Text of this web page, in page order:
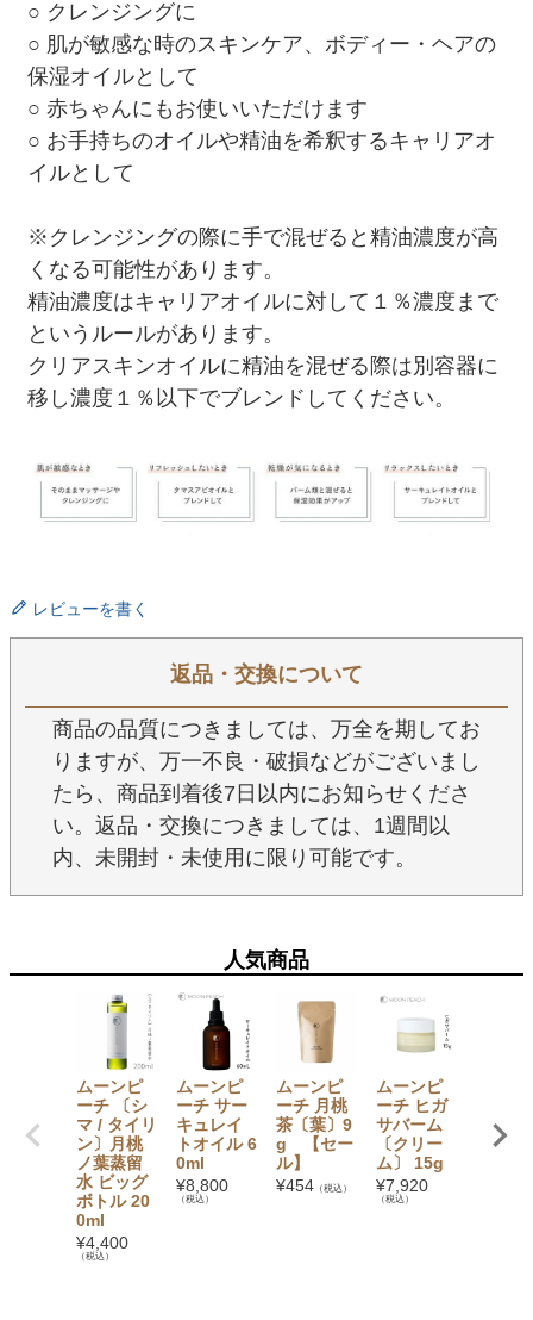
○ クレンジングに
○ 肌が敏感な時のスキンケア、ボディー・ヘアの
保湿オイルとして
○ 赤ちゃんにもお使いいただけます
○ お手持ちのオイルや精油を希釈するキャリアオ
イルとして
※クレンジングの際に手で混ぜると精油濃度が高
くなる可能性があります。
精油濃度はキャリアオイルに対して１％濃度まで
というルールがあります。
クリアスキンオイルに精油を混ぜる際は別容器に
移し濃度１％以下でブレンドしてください。
レビューを書く
返品・交換について
商品の品質につきましては、万全を期してお
りますが、万一不良・破損などがございまし
たら、商品到着後7日以内にお知らせくださ
い。返品・交換につきましては、1週間以
内、未開封・未使用に限り可能です。
人気商品
ムーンピ
ーチ 〔シ
マ / タイリ
ン〕月桃
ノ葉蒸留
水 ビッグ
ボトル 20
0ml
¥4,400
（税込）
ムーンピ
ーチ サー
キュレイ
トオイル 6
0ml
¥8,800
（税込）
ムーンピ
ーチ 月桃
茶〔葉〕9
g 【セー
ル】
¥454 （税込）
ムーンピ
ーチ ヒガ
サバーム
〔クリー
ム〕 15g
¥7,920
（税込）
ンピー
月桃ノ